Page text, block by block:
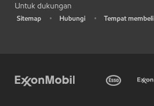
Untuk dukungan
Sitemap • Hubungi • Tempat membeli